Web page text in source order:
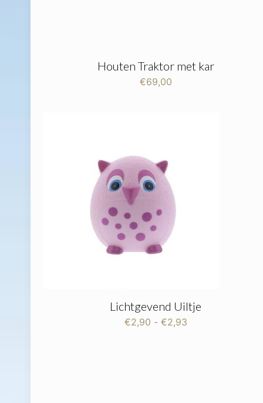
Houten Traktor met kar
€69,00
Lichtgevend Uiltje
€2,90 - €2,93Prijsklasse: